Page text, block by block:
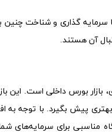
سرمایه گذاری و شناخت چنین
آن هستند.
بازار بورس داخلی است. این
پیش بگیرد. با توجه به
مناسبی برای سرمایه‌های